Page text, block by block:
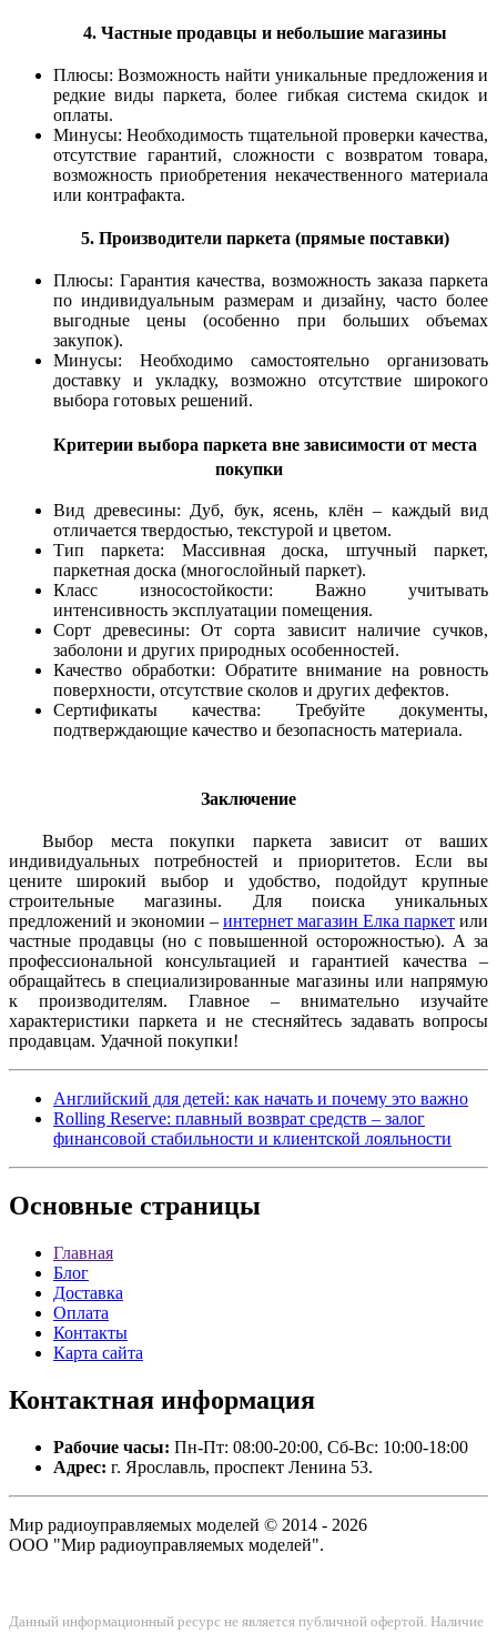
4. Частные продавцы и небольшие магазины
Плюсы: Возможность найти уникальные предложения и
редкие виды паркета, более гибкая система скидок и
оплаты.
Минусы: Необходимость тщательной проверки качества,
отсутствие гарантий, сложности с возвратом товара,
возможность приобретения некачественного материала
или контрафакта.
5. Производители паркета (прямые поставки)
Плюсы: Гарантия качества, возможность заказа паркета
по индивидуальным размерам и дизайну, часто более
выгодные цены (особенно при больших объемах
закупок).
Минусы: Необходимо самостоятельно организовать
доставку и укладку, возможно отсутствие широкого
выбора готовых решений.
Критерии выбора паркета вне зависимости от места
покупки
Вид древесины: Дуб, бук, ясень, клён – каждый вид
отличается твердостью, текстурой и цветом.
Тип паркета: Массивная доска, штучный паркет,
паркетная доска (многослойный паркет).
Класс износостойкости: Важно учитывать
интенсивность эксплуатации помещения.
Сорт древесины: От сорта зависит наличие сучков,
заболони и других природных особенностей.
Качество обработки: Обратите внимание на ровность
поверхности, отсутствие сколов и других дефектов.
Сертификаты качества: Требуйте документы,
подтверждающие качество и безопасность материала.
Заключение
Выбор места покупки паркета зависит от ваших
индивидуальных потребностей и приоритетов. Если вы
цените широкий выбор и удобство, подойдут крупные
строительные магазины. Для поиска уникальных
предложений и экономии – интернет магазин Елка паркет или
частные продавцы (но с повышенной осторожностью). А за
профессиональной консультацией и гарантией качества –
обращайтесь в специализированные магазины или напрямую
к производителям. Главное – внимательно изучайте
характеристики паркета и не стесняйтесь задавать вопросы
продавцам. Удачной покупки!
Английский для детей: как начать и почему это важно
Rolling Reserve: плавный возврат средств – залог
финансовой стабильности и клиентской лояльности
Основные страницы
Главная
Блог
Доставка
Оплата
Контакты
Карта сайта
Контактная информация
Рабочие часы: Пн-Пт: 08:00-20:00, Сб-Вс: 10:00-18:00
Адрес: г. Ярославль, проспект Ленина 53.
Мир радиоуправляемых моделей © 2014 - 2026
ООО "Мир радиоуправляемых моделей".
Данный информационный ресурс не является публичной офертой. Наличие